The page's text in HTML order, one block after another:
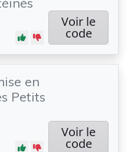
Voir le
code
en
Petits
Voir le
code